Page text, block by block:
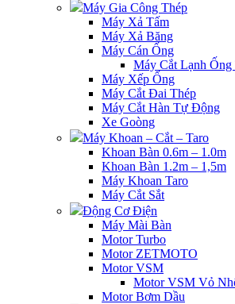
Máy Gia Công Thép
Máy Xả Tấm
Máy Xả Băng
Máy Cán Ống
Máy Cắt Lạnh Ống
Máy Xếp Ống
Máy Cắt Đai Thép
Máy Cắt Hàn Tự Động
Xe Goòng
Máy Khoan – Cắt – Taro
Khoan Bàn 0.6m – 1.0m
Khoan Bàn 1.2m – 1,5m
Máy Khoan Taro
Máy Cắt Sắt
Động Cơ Điện
Máy Mài Bàn
Motor Turbo
Motor ZETMOTO
Motor VSM
Motor VSM Vỏ
Motor Bơm Dầu